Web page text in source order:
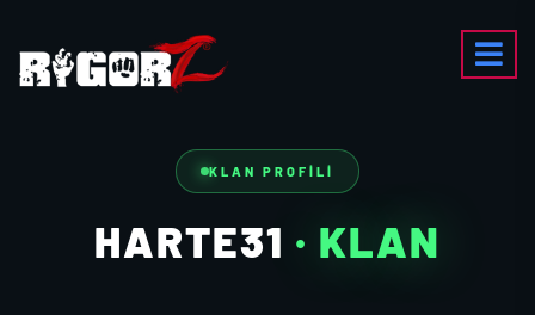
KLAN PROFILI
HARTE31 · KLAN